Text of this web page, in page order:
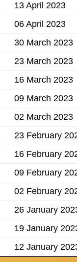
13 April 2023
06 April 2023
30 March 2023
23 March 2023
16 March 2023
09 March 2023
02 March 2023
23 February
16 February
09 February
02 February
26 January
19 January
12 January